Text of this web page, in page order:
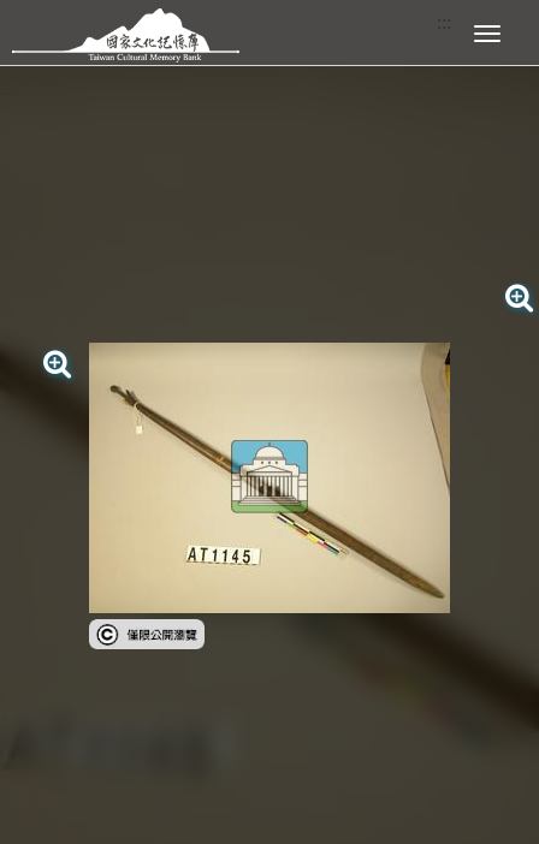
跳到主要內容區塊 展開選單
查看大圖
受著作權法保護-僅限於本平台有限度公開瀏覽